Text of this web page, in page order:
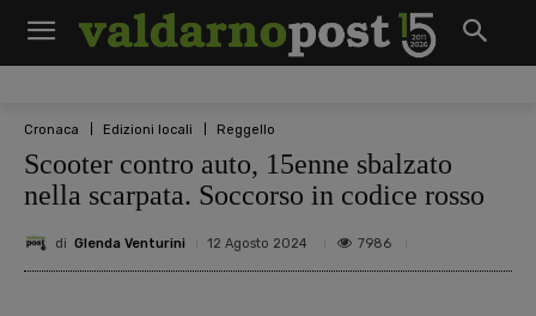
Cronaca Edizioni locali Reggello
Scooter contro auto, 15enne sbalzato
nella scarpata. Soccorso in codice rosso
di Glenda Venturini 12 Agosto 2024 7986